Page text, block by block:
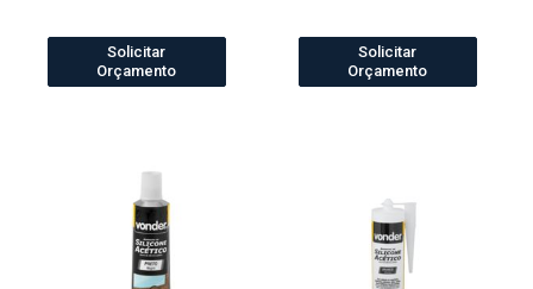
Solicitar
Orçamento
Solicitar
Orçamento